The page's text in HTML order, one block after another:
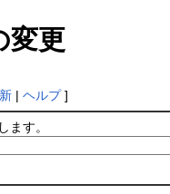
変更
| ヘルプ]
ます。